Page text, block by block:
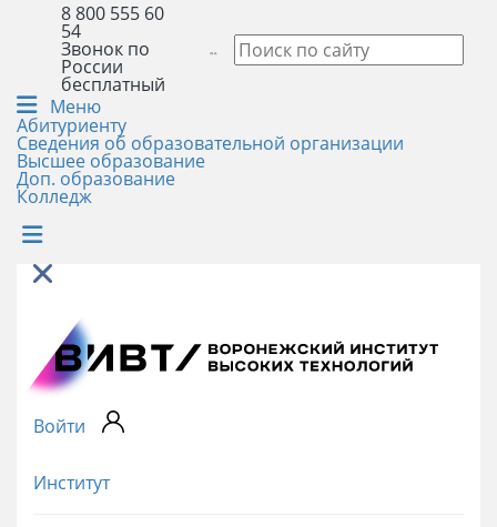
8 800 555 60
54
Звонок по
России
бесплатный
Меню
Абитуриенту
Сведения об образовательной организации
Высшее образование
Доп. образование
Колледж
Войти
Институт